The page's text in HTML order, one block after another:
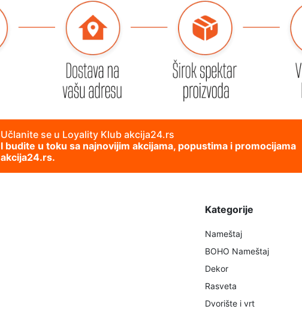
Učlanite se u Loyality Klub akcija24.rs
I budite u toku sa najnovijim akcijama, popustima i promocijama
akcija24.rs.
Kategorije
Nameštaj
BOHO Nameštaj
Dekor
Rasveta
Dvorište i vrt